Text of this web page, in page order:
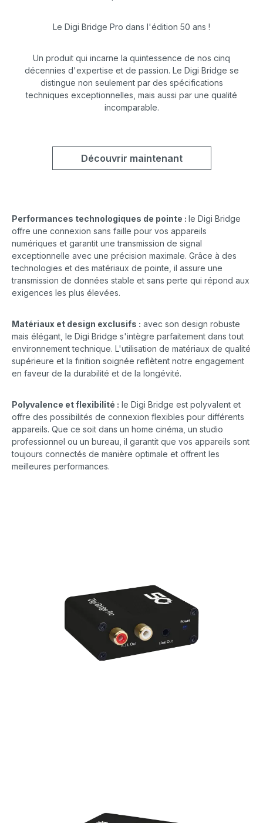
Le Digi Bridge Pro dans l'édition 50 ans !
Un produit qui incarne la quintessence de nos cinq
décennies d'expertise et de passion. Le Digi Bridge se
distingue non seulement par des spécifications
techniques exceptionnelles, mais aussi par une qualité
incomparable.
Découvrir maintenant
Performances technologiques de pointe : le Digi Bridge
offre une connexion sans faille pour vos appareils
numériques et garantit une transmission de signal
exceptionnelle avec une précision maximale. Grâce à des
technologies et des matériaux de pointe, il assure une
transmission de données stable et sans perte qui répond aux
exigences les plus élevées.
Matériaux et design exclusifs : avec son design robuste
mais élégant, le Digi Bridge s'intègre parfaitement dans tout
environnement technique. L'utilisation de matériaux de qualité
supérieure et la finition soignée reflètent notre engagement
en faveur de la durabilité et de la longévité.
Polyvalence et flexibilité : le Digi Bridge est polyvalent et
offre des possibilités de connexion flexibles pour différents
appareils. Que ce soit dans un home cinéma, un studio
professionnel ou un bureau, il garantit que vos appareils sont
toujours connectés de manière optimale et offrent les
meilleures performances.